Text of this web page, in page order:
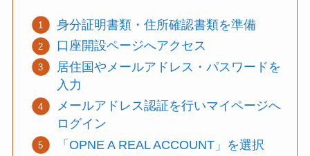
身分証明書類・住所確認書類を準備
口座開設ページへアクセス
居住国やメールアドレス・パスワードを
入力
メールアドレス認証を行いマイページへ
ログイン
「OPNE A REAL ACCOUNT」を選択